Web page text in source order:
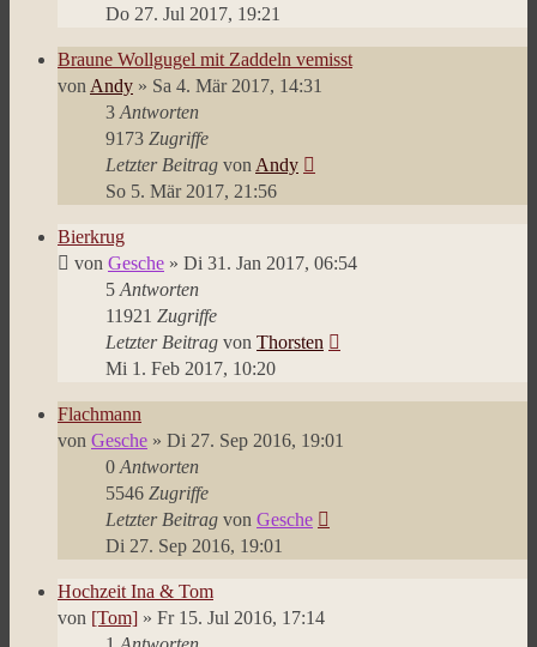
Do 27. Jul 2017, 19:21
Braune Wollgugel mit Zaddeln vemisst
vonAndy » Sa 4. Mär 2017, 14:31
3Antworten
9173 Zugriffe
Letzter Beitrag vonAndy
So 5. Mär 2017, 21:56
Bierkrug
von Gesche » Di 31. Jan 2017, 06:54
5Antworten
11921 Zugriffe
Letzter Beitrag von Thorsten
Mi 1. Feb 2017, 10:20
Flachmann
von Gesche » Di 27. Sep 2016, 19:01
0Antworten
5546 Zugriffe
Letzter Beitrag von Gesche
Di 27. Sep 2016, 19:01
Hochzeit Ina & Tom
von [Tom] » Fr 15. Jul 2016, 17:14